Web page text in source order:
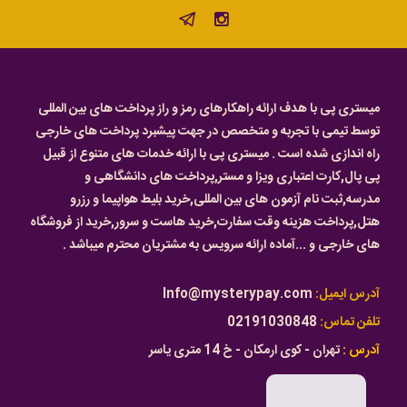
میستری پی با هدف ارائه راهکارهای رمز و راز پرداخت های بین المللی
توسط تیمی با تجربه و متخصص در جهت پیشبرد پرداخت های خارجی
راه اندازی شده است . میستری پی با ارائه خدمات های متنوع از قبیل
پی پال,کارت اعتباری ویزا و مستر,پرداخت های دانشگاهی و
مدرسه,ثبت نام آزمون های بین المللی,خرید بلیط هواپیما و رزرو
هتل,پرداخت هزینه وقت سفارت,خرید هاست و سرور,خرید از فروشگاه
های خارجی و ...آماده ارائه سرویس به مشتریان محترم میباشد .
آدرس ایمیل: Info@mysterypay.com
تلفن تماس: 02191030848
آدرس :تهران - کوی ارمکان - خ 14 متری یاسر